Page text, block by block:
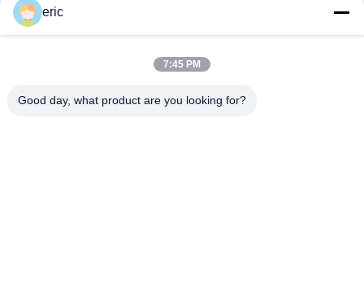
Bobine en aluminium de lettre de la Manche de miroir en
aluminium de bande de Channelume de couleur
Bande en aluminium de bobine de bande de Channelume de
eric
7:45 PM
Good day, what product are you looking for?